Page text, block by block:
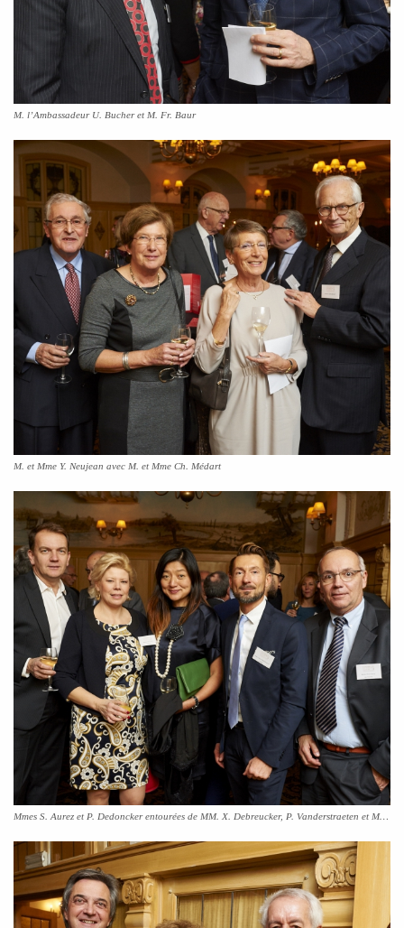
M. l’Ambassadeur U. Bucher et M. Fr. Baur
M. et Mme Y. Neujean avec M. et Mme Ch. Médart
Mmes S. Aurez et P. Dedoncker entourées de MM. X. Debreucker, P. Vanderstraeten et M. Pirson